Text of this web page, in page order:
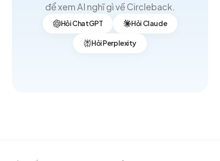
để xem AI nghĩ gì về Circleback.
Hỏi ChatGPT Hỏi Claude
Hỏi Perplexity